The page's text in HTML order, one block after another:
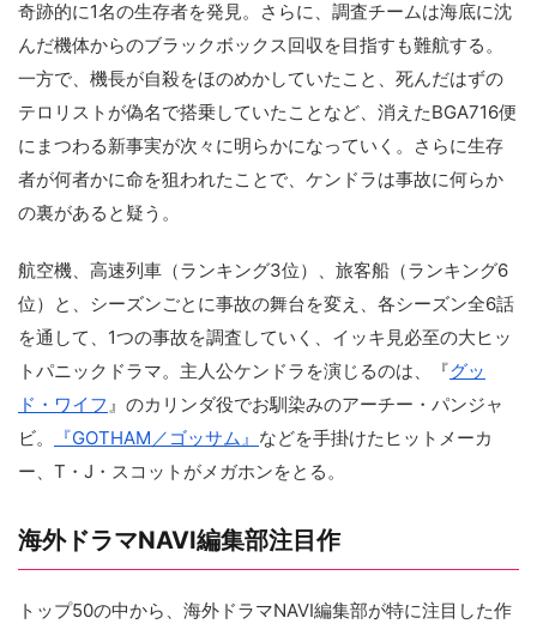
奇跡的に1名の生存者を発見。さらに、調査チームは海底に沈
んだ機体からのブラックボックス回収を目指すも難航する。
一方で、機長が自殺をほのめかしていたこと、死んだはずの
テロリストが偽名で搭乗していたことなど、消えたBGA716便
にまつわる新事実が次々に明らかになっていく。さらに生存
者が何者かに命を狙われたことで、ケンドラは事故に何らか
の裏があると疑う。
航空機、高速列車（ランキング3位）、旅客船（ランキング6
位）と、シーズンごとに事故の舞台を変え、各シーズン全6話
を通して、1つの事故を調査していく、イッキ見必至の大ヒッ
トパニックドラマ。主人公ケンドラを演じるのは、『グッ
ド・ワイフ 』のカリンダ役でお馴染みのアーチー・パンジャ
ビ。
『GOTHAM／ゴッサム』 などを手掛けたヒットメーカ
ー、T・J・スコットがメガホンをとる。
海外ドラマNAVI編集部注目作
トップ50の中から、海外ドラマNAVI編集部が特に注目した作